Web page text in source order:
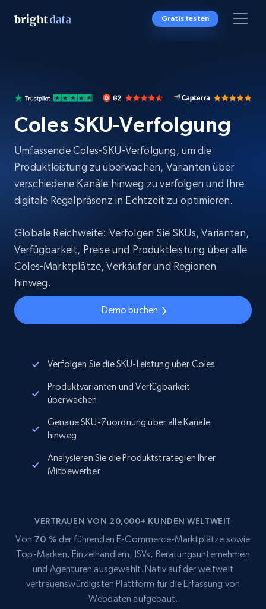
Gratis testen
Coles SKU-Verfolgung
Umfassende Coles-SKU-Verfolgung, um die
Produktleistung zu überwachen, Varianten über
verschiedene Kanäle hinweg zu verfolgen und Ihre
digitale Regalpräsenz in Echtzeit zu optimieren.
Globale Reichweite: Verfolgen Sie SKUs, Varianten,
Verfügbarkeit, Preise und Produktleistung über alle
Coles-Marktplätze, Verkäufer und Regionen
hinweg.
Demo buchen
Verfolgen Sie die SKU-Leistung über Coles
Produktvarianten und Verfügbarkeit
überwachen
Genaue SKU-Zuordnung über alle Kanäle
hinweg
Analysieren Sie die Produktstrategien Ihrer
Mitbewerber
VERTRAUEN VON 20,000+ KUNDEN WELTWEIT
Von 70 % der führenden E-Commerce-Marktplätze sowie
Top-Marken, Einzelhändlern, ISVs, Beratungsunternehmen
und Agenturen ausgewählt. Nativ auf der weltweit
vertrauenswürdigsten Plattform für die Erfassung von
Webdaten aufgebaut.